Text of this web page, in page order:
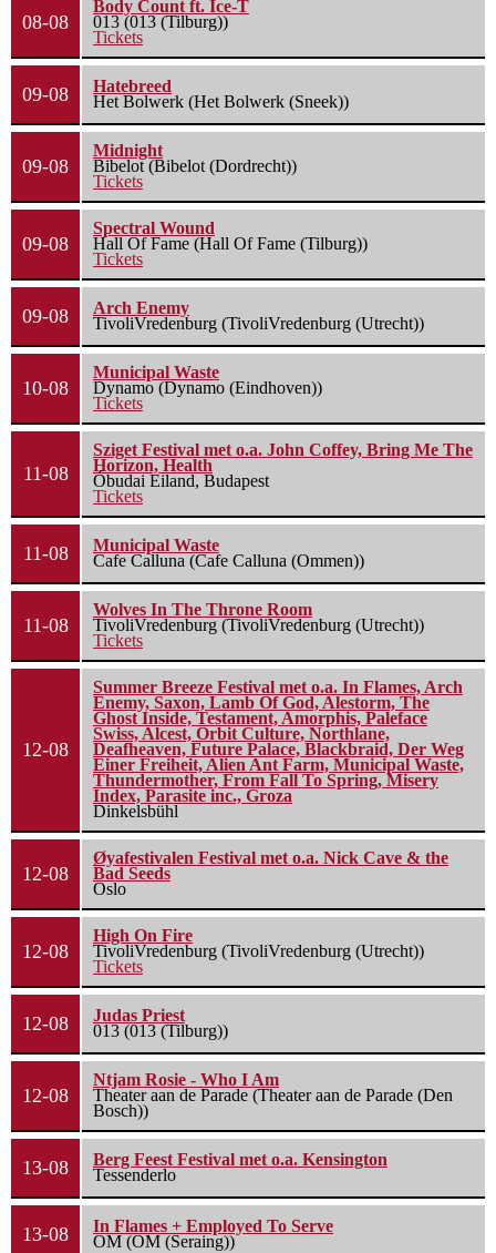
08-08
Body Count ft. Ice-T
013 (013 (Tilburg))
Tickets
09-08
Hatebreed
Het Bolwerk (Het Bolwerk (Sneek))
09-08
Midnight
Bibelot (Bibelot (Dordrecht))
Tickets
09-08
Spectral Wound
Hall Of Fame (Hall Of Fame (Tilburg))
Tickets
09-08
Arch Enemy
TivoliVredenburg (TivoliVredenburg (Utrecht))
10-08
Municipal Waste
Dynamo (Dynamo (Eindhoven))
Tickets
11-08
Sziget Festival met o.a. John Coffey, Bring Me The
Horizon, Health
Óbudai Eiland, Budapest
Tickets
11-08
Municipal Waste
Cafe Calluna (Cafe Calluna (Ommen))
11-08
Wolves In The Throne Room
TivoliVredenburg (TivoliVredenburg (Utrecht))
Tickets
12-08
Summer Breeze Festival met o.a. In Flames, Arch
Enemy, Saxon, Lamb Of God, Alestorm, The
Ghost Inside, Testament, Amorphis, Paleface
Swiss, Alcest, Orbit Culture, Northlane,
Deafheaven, Future Palace, Blackbraid, Der Weg
Einer Freiheit, Alien Ant Farm, Municipal Waste,
Thundermother, From Fall To Spring, Misery
Index, Parasite inc., Groza
Dinkelsbühl
12-08
Øyafestivalen Festival met o.a. Nick Cave & the
Bad Seeds
Oslo
12-08
High On Fire
TivoliVredenburg (TivoliVredenburg (Utrecht))
Tickets
12-08
Judas Priest
013 (013 (Tilburg))
12-08
Ntjam Rosie - Who I Am
Theater aan de Parade (Theater aan de Parade (Den
Bosch))
13-08
Berg Feest Festival met o.a. Kensington
Tessenderlo
13-08
In Flames + Employed To Serve
OM (OM (Seraing))